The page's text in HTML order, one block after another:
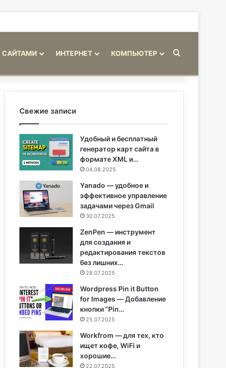
САЙТАМИ ИНТЕРНЕТ КОМПЬЮТЕР
Свежие записи
Удобный и бесплатный
генератор карт сайта в
формате XML и…
04.08.2025
Yanado — удобное и
эффективное управление
задачами через Gmail
30.07.2025
ZenPen — инструмент
для создания и
редактирования текстов
без лишних…
28.07.2025
Wordpress Pin it Button
for Images — Добавление
кнопки “Pin…
25.07.2025
Workfrom — для тех, кто
ищет кофе, WiFi и
хорошие…
22.07.2025